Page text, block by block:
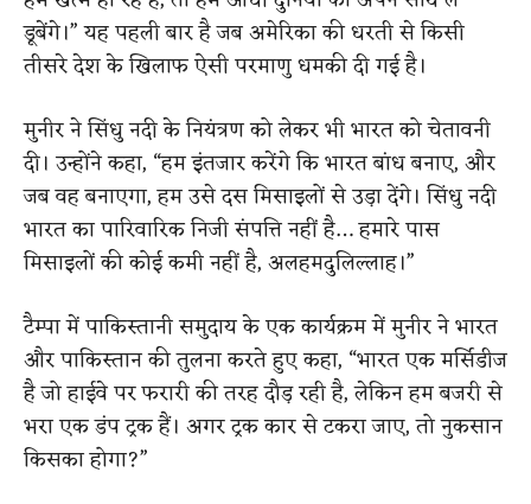
डूबेंगे।” यह पहली बार है जब अमेरिका की धरती से किसी
तीसरे देश के खिलाफ ऐसी परमाणु धमकी दी गई है।
मुनीर ने सिंधु नदी के नियंत्रण को लेकर भी भारत को चेतावनी
दी। उन्होंने कहा, “हम इंतजार करेंगे कि भारत बांध बनाए, और
जब वह बनाएगा, हम उसे दस मिसाइलों से उड़ा देंगे। सिंधु नदी
भारत का पारिवारिक निजी संपत्ति नहीं है… हमारे पास
मिसाइलों की कोई कमी नहीं है, अलहमदुलिल्लाह।”
टैम्पा में पाकिस्तानी समुदाय के एक कार्यक्रम में मुनीर ने भारत
और पाकिस्तान की तुलना करते हुए कहा, “भारत एक मर्सिडीज
है जो हाईवे पर फरारी की तरह दौड़ रही है, लेकिन हम बजरी से
भरा एक डंप ट्रक हैं। अगर ट्रक कार से टकरा जाए, तो नुकसान
किसका होगा?”